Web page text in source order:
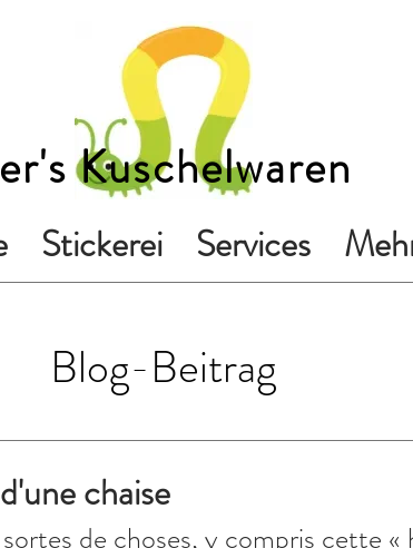
Kuschelwaren
Stickerei Services
Blog-Beitrag
chaise
de choses, y compris cette